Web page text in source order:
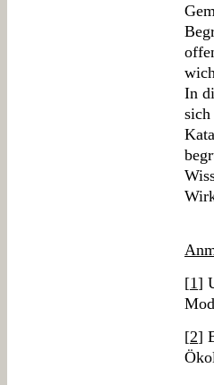
In
[1]
[2]